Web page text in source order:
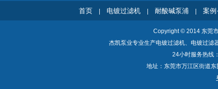
首页 电镀过滤机 耐酸碱泵浦 案例
Copyright © 2014 东莞
杰凯泵业专业生产电镀过滤机、电镀过滤
24小时服务热线
地址：东莞市万江区街道